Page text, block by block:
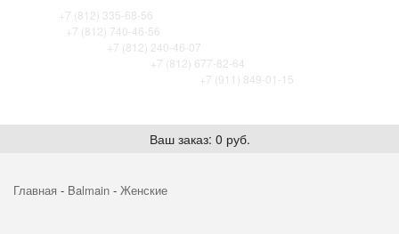
+7 (812) 335-68-56
+7 (812) 740-46-56
+7 (812) 240-46-07
+7 (812) 677-82-64
+7 (911) 849-01-15
Ваш заказ: 0 руб.
Главная - Balmain - Женские